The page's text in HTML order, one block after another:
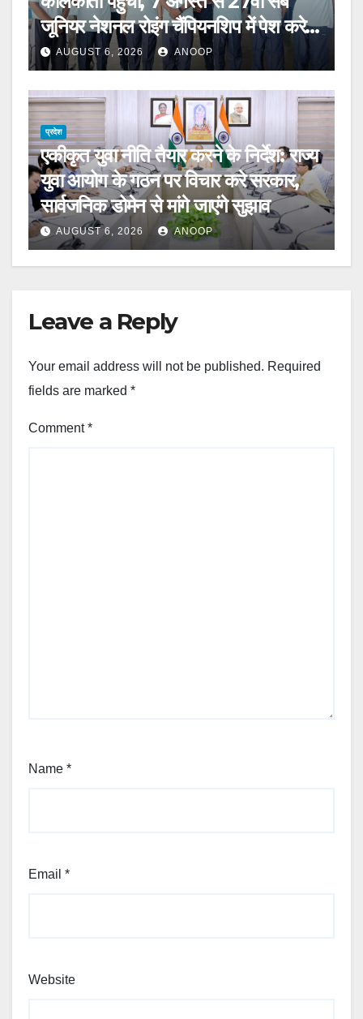
जूनियर नेशनल रोइंग चैंपियनशिप में पेश करेगी
चुनौती
AUGUST 6, 2026 ANOOP
प्रदेश
एकीकृत युवा नीति तैयार करने के निर्देश: राज्य
युवा आयोग के गठन पर विचार करे सरकार,
सार्वजनिक डोमेन से मांगे जाएंगे सुझाव
AUGUST 6, 2026 ANOOP
Leave a Reply
Your email address will not be published. Required
fields are marked *
Comment*
Name *
Email *
Website